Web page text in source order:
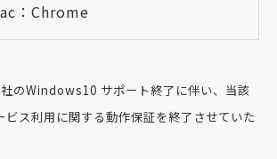
：Chrome
のWindows10 サポート終了に伴い、当該
ビス利用に関する動作保証を終了させていた